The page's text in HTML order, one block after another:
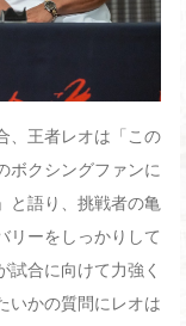
、王者レオは「この
ボクシングファンに
と語り、挑戦者の亀
リーをしっかりして
試合に向けて力強く
いかの質問にレオは